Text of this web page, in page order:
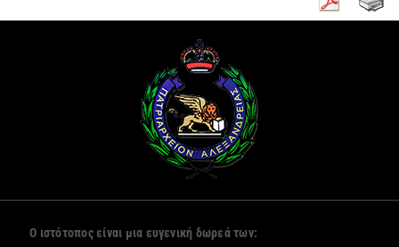
Ο ιστότοπος είναι μια ευγενική δωρεά των: